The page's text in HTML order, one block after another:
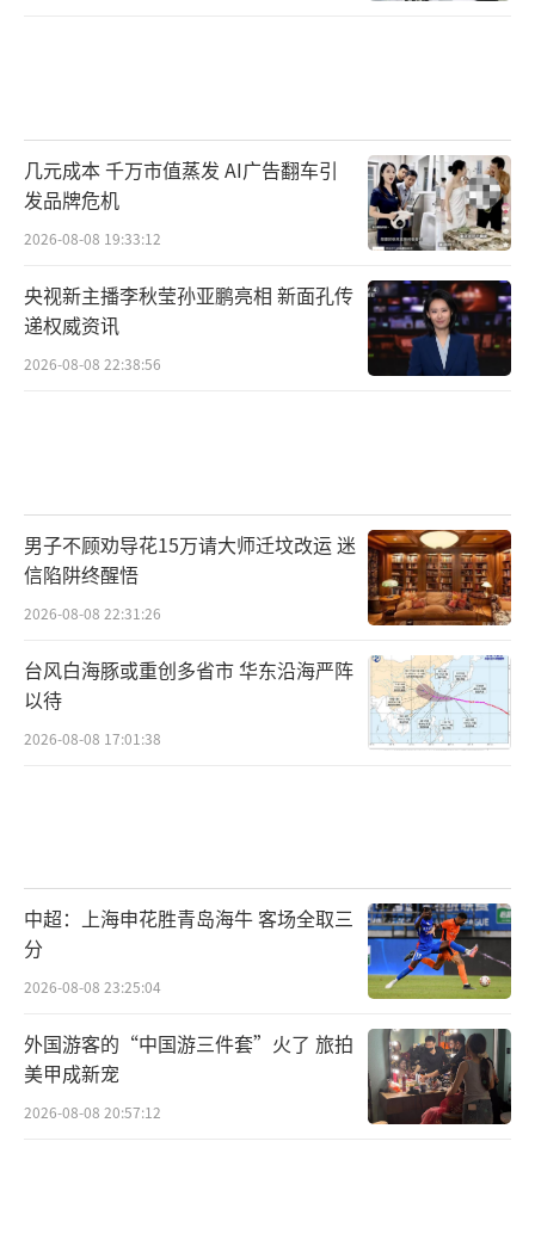
几元成本 千万市值蒸发 AI广告翻车引
发品牌危机
2026-08-08 19:33:12
央视新主播李秋莹孙亚鹏亮相 新面孔传
递权威资讯
2026-08-08 22:38:56
男子不顾劝导花15万请大师迁坟改运 迷
信陷阱终醒悟
2026-08-08 22:31:26
台风白海豚或重创多省市 华东沿海严阵
以待
2026-08-08 17:01:38
中超：上海申花胜青岛海牛 客场全取三
分
2026-08-08 23:25:04
外国游客的“中国游三件套”火了 旅拍
美甲成新宠
2026-08-08 20:57:12